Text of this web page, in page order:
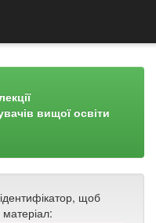
вищої освіти
щоб